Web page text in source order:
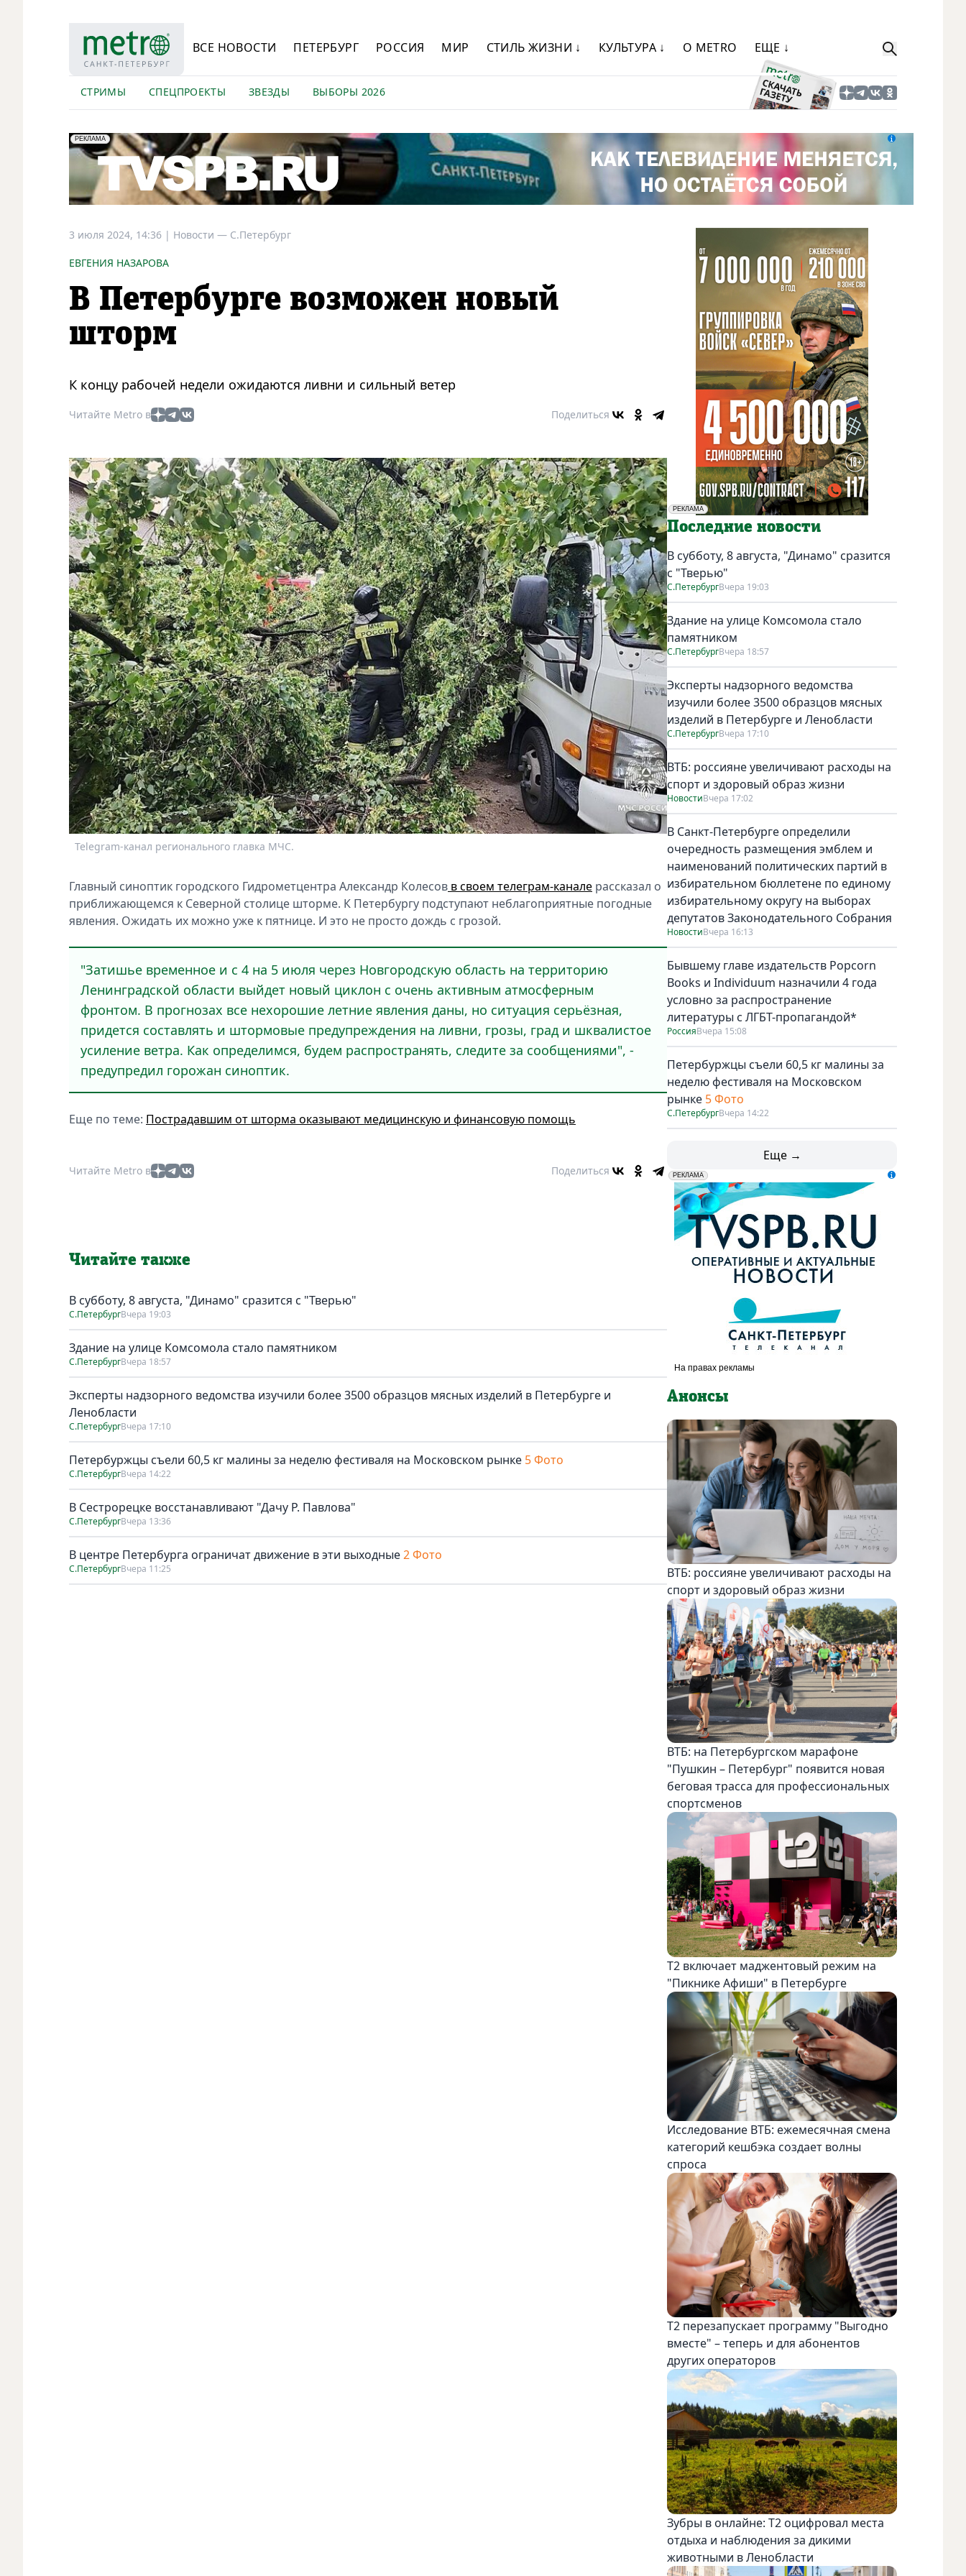
ВСЕ НОВОСТИ ПЕТЕРБУРГ РОССИЯ МИР СТИЛЬ ЖИЗНИ ↓ КУЛЬТУРА ↓ О METRO ЕЩЕ ↓
СТРИМЫ СПЕЦПРОЕКТЫ ЗВЕЗДЫ ВЫБОРЫ 2026
erid: LdtCK5Efv
РЕКЛАМА
АО "ГАТР", ИНН: 7841320717
3 июля 2024, 14:36 | Новости — С.Петербург
ЕВГЕНИЯ НАЗАРОВА
В Петербурге возможен новый
шторм
К концу рабочей недели ожидаются ливни и сильный ветер
Читайте Metro в Поделиться
Telegram-канал регионального главка МЧС.
Главный синоптик городского Гидрометцентра Александр Колесов в своем телеграм-канале рассказал о
приближающемся к Северной столице шторме. К Петербургу подступают неблагоприятные погодные
явления. Ожидать их можно уже к пятнице. И это не просто дождь с грозой.
"Затишье временное и с 4 на 5 июля через Новгородскую область на территорию
Ленинградской области выйдет новый циклон с очень активным атмосферным
фронтом. В прогнозах все нехорошие летние явления даны, но ситуация серьёзная,
придется составлять и штормовые предупреждения на ливни, грозы, град и шквалистое
усиление ветра. Как определимся, будем распространять, следите за сообщениями", -
предупредил горожан синоптик.
Еще по теме: Пострадавшим от шторма оказывают медицинскую и финансовую помощь
Читайте Metro в Поделиться
Читайте также
В субботу, 8 августа, "Динамо" сразится с "Тверью"
С.ПетербургВчера 19:03
Здание на улице Комсомола стало памятником
С.ПетербургВчера 18:57
Эксперты надзорного ведомства изучили более 3500 образцов мясных изделий в Петербурге и
Ленобласти
С.ПетербургВчера 17:10
Петербуржцы съели 60,5 кг малины за неделю фестиваля на Московском рынке 5 Фото
С.ПетербургВчера 14:22
В Сестрорецке восстанавливают "Дачу Р. Павлова"
С.ПетербургВчера 13:36
В центре Петербурга ограничат движение в эти выходные2 Фото
С.ПетербургВчера 11:25
РЕКЛАМА
Социальная реклама
Последние новости
В субботу, 8 августа, "Динамо" сразится
с "Тверью"
С.ПетербургВчера 19:03
Здание на улице Комсомола стало
памятником
С.ПетербургВчера 18:57
Эксперты надзорного ведомства
изучили более 3500 образцов мясных
изделий в Петербурге и Ленобласти
С.ПетербургВчера 17:10
ВТБ: россияне увеличивают расходы на
спорт и здоровый образ жизни
НовостиВчера 17:02
В Санкт-Петербурге определили
очередность размещения эмблем и
наименований политических партий в
избирательном бюллетене по единому
избирательному округу на выборах
депутатов Законодательного Собрания
НовостиВчера 16:13
Бывшему главе издательств Popcorn
Books и Individuum назначили 4 года
условно за распространение
литературы с ЛГБТ-пропагандой*
РоссияВчера 15:08
Петербуржцы съели 60,5 кг малины за
неделю фестиваля на Московском
рынке 5 Фото
С.ПетербургВчера 14:22
Еще →
erid: LdtCK5udn
РЕКЛАМА
АО "ГАТР", ИНН: 7841320717
Анонсы
ВТБ: россияне увеличивают расходы на
спорт и здоровый образ жизни
ВТБ: на Петербургском марафоне
"Пушкин – Петербург" появится новая
беговая трасса для профессиональных
спортсменов
Т2 включает маджентовый режим на
"Пикнике Афиши" в Петербурге
Исследование ВТБ: ежемесячная смена
категорий кешбэка создает волны
спроса
Т2 перезапускает программу "Выгодно
вместе" – теперь и для абонентов
других операторов
Зубры в онлайне: Т2 оцифровал места
отдыха и наблюдения за дикими
животными в Ленобласти